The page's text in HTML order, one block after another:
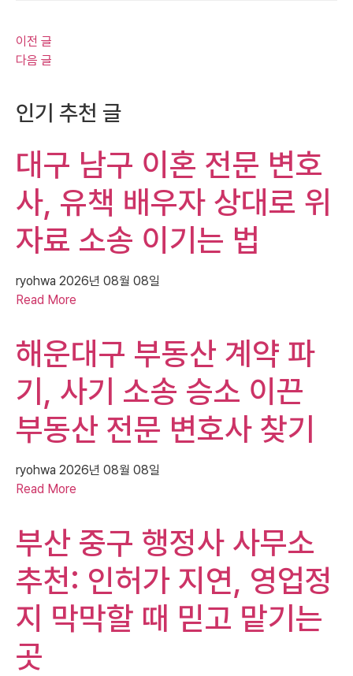
이전 글
다음 글
인기 추천 글
대구 남구 이혼 전문 변호
사, 유책 배우자 상대로 위
자료 소송 이기는 법
ryohwa 2026년 08월 08일
Read More
해운대구 부동산 계약 파
기, 사기 소송 승소 이끈
부동산 전문 변호사 찾기
ryohwa 2026년 08월 08일
Read More
부산 중구 행정사 사무소
추천: 인허가 지연, 영업정
지 막막할 때 믿고 맡기는
곳